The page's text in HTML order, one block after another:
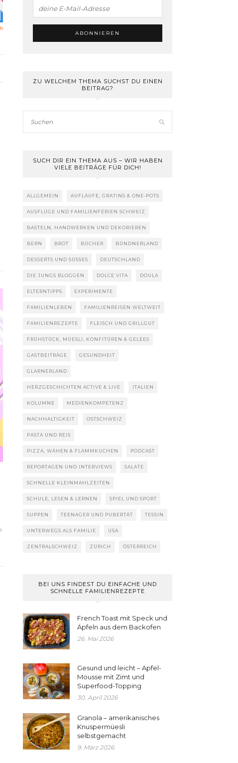
ZU WELCHEM THEMA SUCHST DU EINEN
BEITRAG?
SUCH DIR EIN THEMA AUS – WIR HABEN
VIELE BEITRÄGE FÜR DICH!
ALLGEMEIN AUFLÄUFE, GRATINS & ONE-POTS
AUSFLÜGE UND FAMILIENFERIEN SCHWEIZ
BASTELN, HANDWERKEN UND DEKORIEREN
BERN BROT BÜCHER BÜNDNERLAND
DESSERTS UND SÜSSES DEUTSCHLAND
DIE JUNGS BLOGGEN DOLCE VITA DOULA
ELTERNTIPPS EXPERIMENTE
FAMILIENLEBEN FAMILIENREISEN WELTWEIT
FAMILIENREZEPTE FLEISCH UND GRILLGUT
FRÜHSTÜCK, MÜESLI, KONFITÜREN & GELEES
GASTBEITRÄGE GESUNDHEIT
GLARNERLAND
HERZGESCHICHTEN ACTIVE & LIVE ITALIEN
KOLUMNE MEDIENKOMPETENZ
NACHHALTIGKEIT OSTSCHWEIZ
PASTA UND REIS
PIZZA, WÄHEN & FLAMMKUCHEN PODCAST
REPORTAGEN UND INTERVIEWS SALATE
SCHNELLE KLEINMAHLZEITEN
SCHULE, LESEN & LERNEN SPIEL UND SPORT
SUPPEN TEENAGER UND PUBERTÄT TESSIN
UNTERWEGS ALS FAMILIE USA
ZENTRALSCHWEIZ ZÜRICH ÖSTERREICH
BEI UNS FINDEST DU EINFACHE UND
SCHNELLE FAMILIENREZEPTE
French Toast mit Speck und
Äpfeln aus dem Backofen
26. Mai 2026
Gesund und leicht – Apfel-
Mousse mit Zimt und
Superfood-Topping
30. April 2026
Granola – amerikanisches
Knuspermüesli
selbstgemacht
9. März 2026